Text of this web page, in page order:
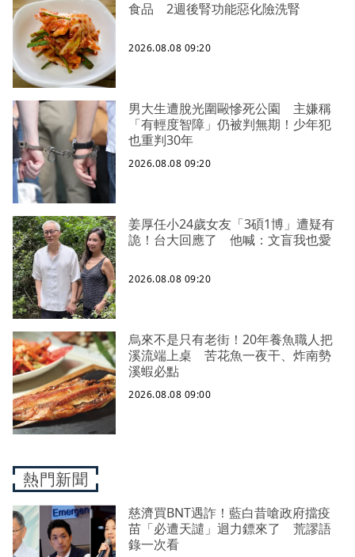
食品 2週後腎功能惡化險洗腎
2026.08.08 09:20
男大生遭脫光圍毆慘死公園 主嫌稱
「有輕度智障」仍被判無期！少年犯
也重判30年
2026.08.08 09:20
姜厚任小24歲女友「3碩1博」遭疑有
詭！台大回應了 他喊：文盲我也愛
2026.08.08 09:20
烏來不是只有老街！20年養魚職人把
溪流端上桌 苦花魚一夜干、炸南勢
溪蝦必點
2026.08.08 09:00
熱門新聞
慈濟買BNT遇詐！藍白昔嗆政府擋疫
苗「必遭天譴」迴力鏢來了 荒謬語
錄一次看